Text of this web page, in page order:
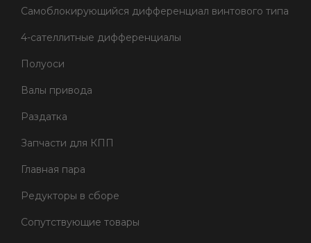
Самоблокирующийся дифференциал винтового типа
4-сателлитные дифференциалы
Полуоси
Валы привода
Раздатка
Запчасти для КПП
Главная пара
Редукторы в сборе
Сопутствующие товары